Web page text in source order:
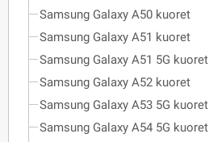
Samsung Galaxy A50 kuoret
Samsung Galaxy A51 kuoret
Samsung Galaxy A51 5G kuoret
Samsung Galaxy A52 kuoret
Samsung Galaxy A53 5G kuoret
Samsung Galaxy A54 5G kuoret